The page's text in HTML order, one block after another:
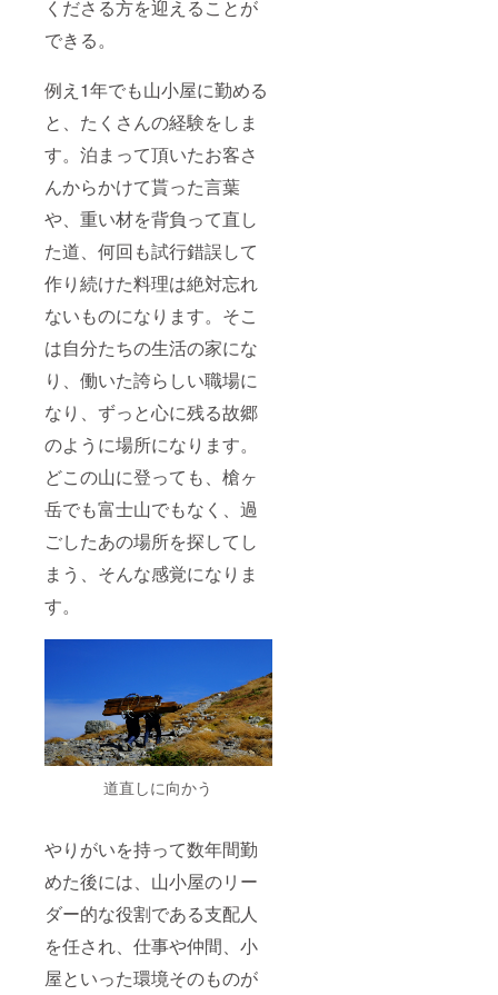
くださる方を迎えることが
できる。
例え1年でも山小屋に勤める
と、たくさんの経験をしま
す。泊まって頂いたお客さ
んからかけて貰った言葉
や、重い材を背負って直し
た道、何回も試行錯誤して
作り続けた料理は絶対忘れ
ないものになります。そこ
は自分たちの生活の家にな
り、働いた誇らしい職場に
なり、ずっと心に残る故郷
のように場所になります。
どこの山に登っても、槍ヶ
岳でも富士山でもなく、過
ごしたあの場所を探してし
まう、そんな感覚になりま
す。
道直しに向かう
やりがいを持って数年間勤
めた後には、山小屋のリー
ダー的な役割である支配人
を任され、仕事や仲間、小
屋といった環境そのものが